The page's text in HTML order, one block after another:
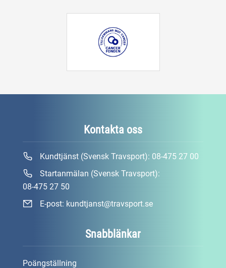
Snabblänkar
Poängställning
Kontakta oss
Kundtjänst (Svensk Travsport): 08-475 27 00
Startanmälan (Svensk Travsport):
08-475 27 50
E-post: kundtjanst@travsport.se